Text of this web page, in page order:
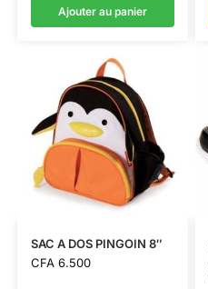
Ajouter au panier
SAC A DOS PINGOIN 8″
CFA6.500